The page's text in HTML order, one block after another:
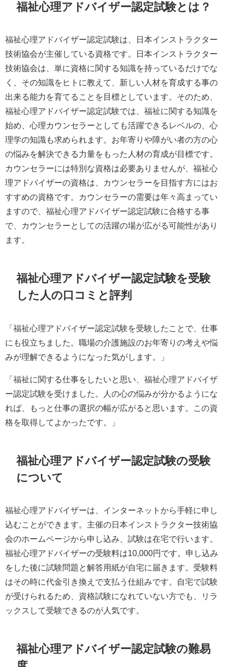
福祉心理アドバイザー認定試験とは？
福祉心理アドバイザー認定試験は、日本インストラクター
技術協会が主催している資格です。日本インストラクター
技術協会は、単に資格に関する知識を持っているだけでな
く、その知識をヒトに教えて、新しい人材を育成する事の
出来る能力を育てることを目標としています。そのため、
福祉心理アドバイザー認定試験では、福祉に関する知識を
始め、心理カウンセラーとしても活躍できるレベルの、心
理学の知識も求められます。お年寄りや障がい者の方の心
の悩みを解決できる力量をもった人材の育成が目標です。
カウンセラーには特別な資格は必要ありませんが、福祉心
理アドバイザーの資格は、カウンセラーを目指す方にはお
すすめの資格です。カウンセラーの需要は年々高まってい
ますので、福祉心理アドバイザー認定試験に合格する事
で、カウンセラーとしての活躍の場が広がる可能性があり
ます。
福祉心理アドバイザー認定試験を受験
した人の口コミと評判
「福祉心理アドバイザー認定試験を受験したことで、仕事
にも役立ちました。職場の介護施設のお年寄りの考えや悩
みが理解できるようになった気がします。」
「福祉に関する仕事をしたいと思い、福祉心理アドバイザ
ー認定試験を受けました。人の心の悩みが分かるようにな
れば、もっと仕事の選択の幅が広がると思います。この資
格を取得してよかったです。」
福祉心理アドバイザー認定試験の受験
について
福祉心理アドバイザーは、インターネットから手軽に申し
込むことができます。主催の日本インストラクター技術協
会のホームページから申し込み、試験は在宅で行います。
福祉心理アドバイザーの受験料は10,000円です。申し込み
をした後に試験問題と解答用紙が自宅に届きます。受験料
はその時に代金引き換えで支払う仕組みです。自宅で試験
が受けられるため、資格試験になれていない方でも、リラ
ックスして受験できるのが人気です。
福祉心理アドバイザー認定試験の難易